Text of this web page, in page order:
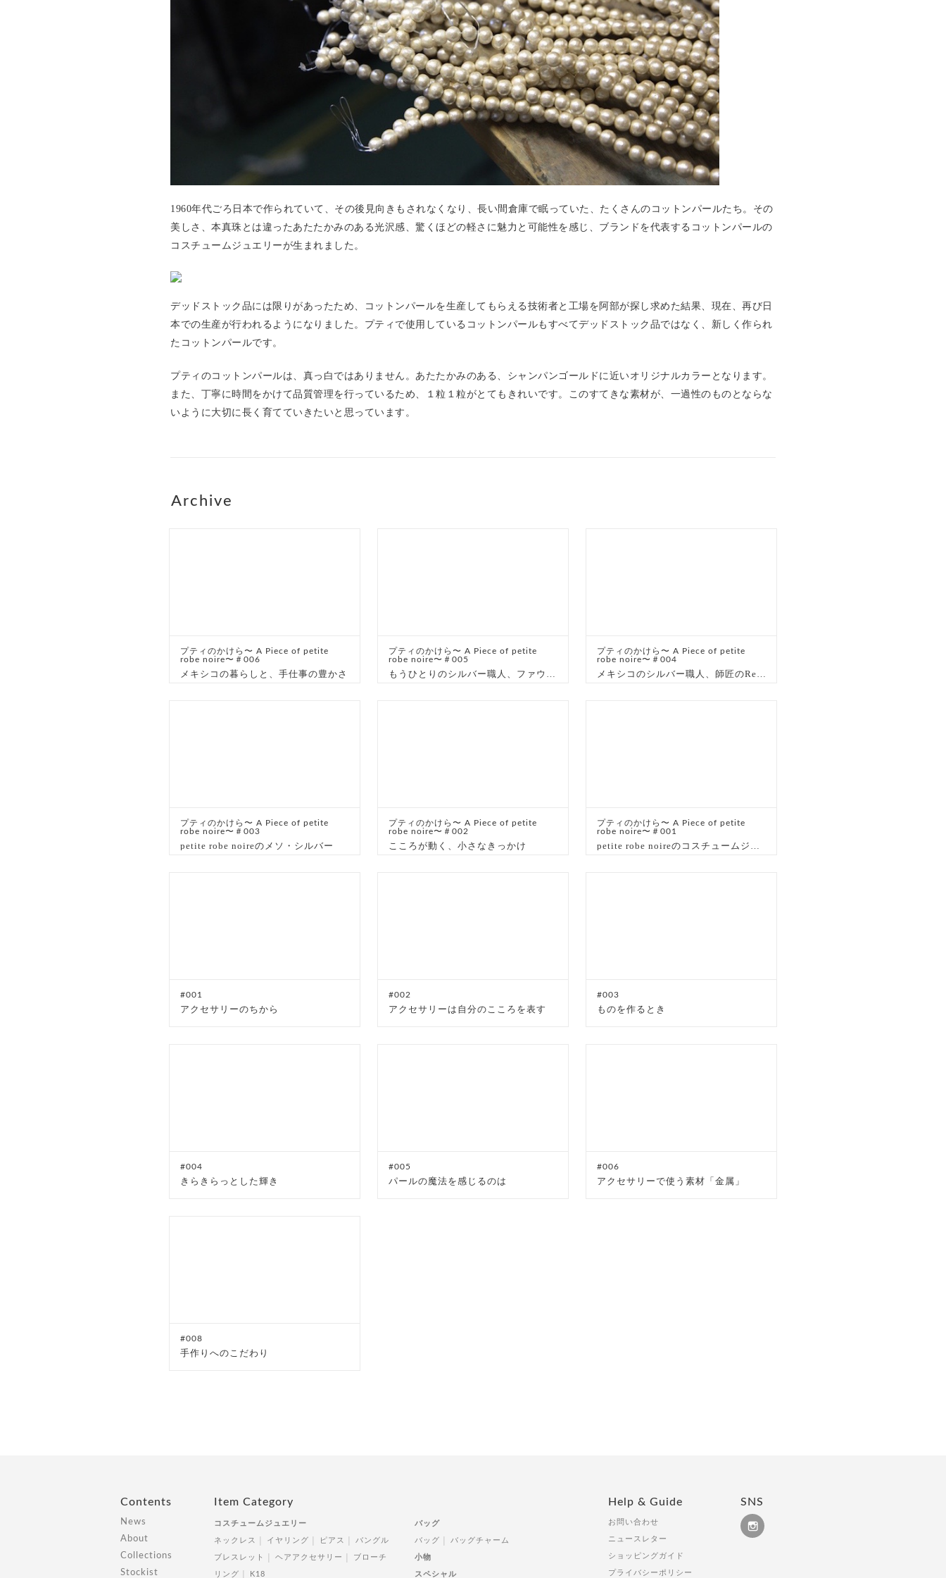
1960年代ごろ日本で作られていて、その後見向きもされなくなり、長い間倉庫で眠っていた、たくさんのコットンパールたち。その
美しさ、本真珠とは違ったあたたかみのある光沢感、驚くほどの軽さに魅力と可能性を感じ、ブランドを代表するコットンパールの
コスチュームジュエリーが生まれました。
デッドストック品には限りがあったため、コットンパールを生産してもらえる技術者と工場を阿部が探し求めた結果、現在、再び日
本での生産が行われるようになりました。プティで使用しているコットンパールもすべてデッドストック品ではなく、新しく作られ
たコットンパールです。
プティのコットンパールは、真っ白ではありません。あたたかみのある、シャンパンゴールドに近いオリジナルカラーとなります。
また、丁寧に時間をかけて品質管理を行っているため、１粒１粒がとてもきれいです。このすてきな素材が、一過性のものとならな
いように大切に長く育てていきたいと思っています。
Archive
プティのかけら〜 A Piece of petite
robe noire〜＃006
メキシコの暮らしと、手仕事の豊かさ
プティのかけら〜 A Piece of petite
robe noire〜＃005
プティのかけら〜 A Piece of petite
robe noire〜＃004
プティのかけら〜 A Piece of petite
robe noire〜＃003
petite robe noireのメソ・シルバー
プティのかけら〜 A Piece of petite
robe noire〜＃002
こころが動く、小さなきっかけ
プティのかけら〜 A Piece of petite
robe noire〜＃001
#001
アクセサリーのちから
#002
アクセサリーは自分のこころを表す
#003
ものを作るとき
#004
きらきらっとした輝き
#005
パールの魔法を感じるのは
#006
アクセサリーで使う素材「金属」
#008
手作りへのこだわり
Contents
News
About
Collections
Stockist
Item Category
コスチュームジュエリー
ネックレス イヤリング ピアス バングル
ブレスレット ヘアアクセサリー ブローチ
リング K18
バッグ
バッグ バッグチャーム
小物
スペシャル
Help & Guide
お問い合わせ
ニュースレター
ショッピングガイド
プライバシーポリシー
SNS